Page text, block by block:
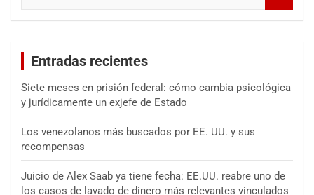
Entradas recientes
Siete meses en prisión federal: cómo cambia psicológica
y jurídicamente un exjefe de Estado
Los venezolanos más buscados por EE. UU. y sus
recompensas
Juicio de Alex Saab ya tiene fecha: EE.UU. reabre uno de
los casos de lavado de dinero más relevantes vinculados